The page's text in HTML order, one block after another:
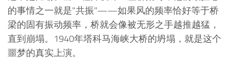
的事情之一就是"共振"——如果风的频率恰好等于桥
梁的固有振动频率，桥就会像被无形之手越推越猛，
直到崩塌。1940年塔科马海峡大桥的坍塌，就是这个
噩梦的真实上演。